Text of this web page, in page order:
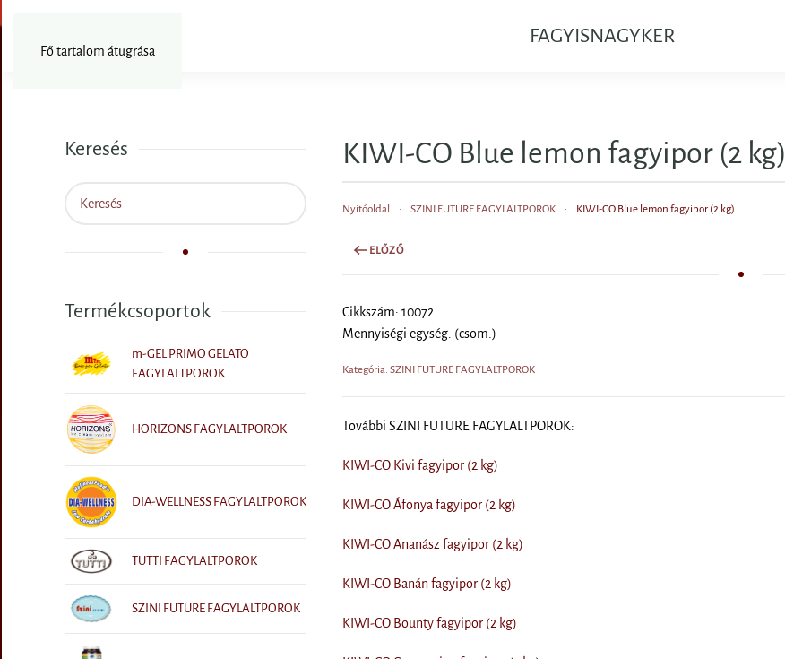
Fő tartalom átugrása
FAGYISNAGYKER
KIWI-CO Blue lemon fagyipor (2 kg)
Nyitóoldal SZINI FUTURE FAGYLALTPOROK KIWI-CO Blue lemon fagyipor (2 kg)
ELŐZŐ
Cikkszám: 10072
Mennyiségi egység: (csom.)
Kategória: SZINI FUTURE FAGYLALTPOROK
További SZINI FUTURE FAGYLALTPOROK:
KIWI-CO Kivi fagyipor (2 kg)
KIWI-CO Áfonya fagyipor (2 kg)
KIWI-CO Ananász fagyipor (2 kg)
KIWI-CO Banán fagyipor (2 kg)
KIWI-CO Bounty fagyipor (2 kg)
Keresés
Termékcsoportok
m-GEL PRIMO GELATO
FAGYLALTPOROK
HORIZONS FAGYLALTPOROK
DIA-WELLNESS FAGYLALTPOROK
TUTTI FAGYLALTPOROK
SZINI FUTURE FAGYLALTPOROK